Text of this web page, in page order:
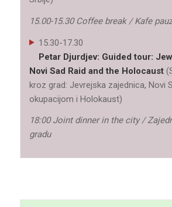
15.00-15.30 Coffee break / Kafe
15.30-17.30
Petar Djurdjev: Guided tour:
Novi Sad Raid and the Holocaust
kroz grad: Jevrejska zajednica, Novi
okupacijom i Holokaust)
18:00 Joint dinner in the city /
gradu